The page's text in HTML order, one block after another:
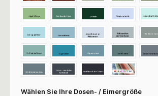
Wählen Sie Ihre Dosen- / Eimergröße